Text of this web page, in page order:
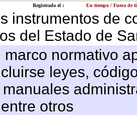
Registrado el : En tiempo / Fuera de
instrumentos de
del Estado de
marco normativo
leyes,
otros